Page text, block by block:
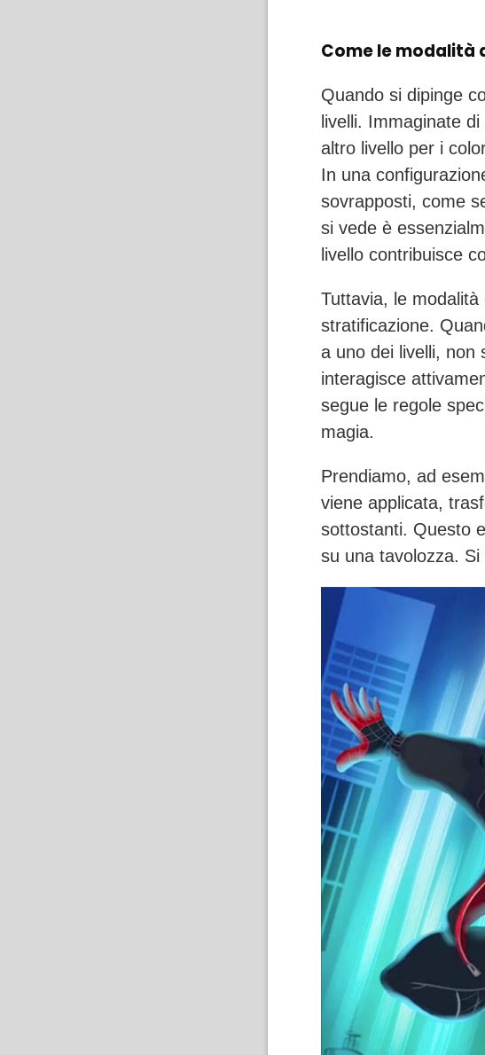
Come le modalità
Quando si dipinge
livelli. Immaginate
altro livello per i
In una
sovrapposti, come
si vede è
livello contribuisce
Tuttavia, le
stratificazione.
a uno dei livelli, non
interagisce
segue le regole
magia.
Prendiamo, ad
viene applicata,
sottostanti. Questo
su una tavolozza.